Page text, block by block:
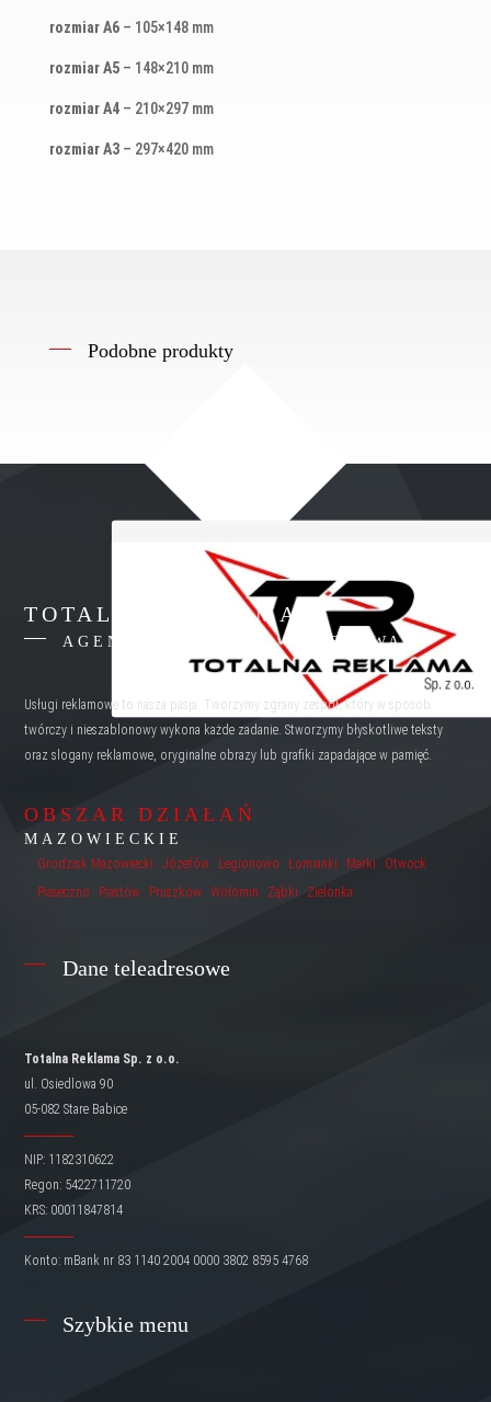
rozmiar A6 – 105×148 mm
rozmiar A5– 148×210 mm
rozmiar A4– 210×297 mm
rozmiar A3– 297×420 mm
Podobne produkty
TOTALNA REKLAMA
AGENCJA REKLAMY WARSZAWA
Usługi reklamowe to nasza pasja. Tworzymy zgrany zespół, który w sposób
twórczy i nieszablonowy wykona każde zadanie. Stworzymy błyskotliwe teksty
oraz slogany reklamowe, oryginalne obrazy lub grafiki zapadające w pamięć.
OBSZAR DZIAŁAŃ
MAZOWIECKIE
Grodzisk Mazowiecki Józefów Legionowo Łomianki Marki
Otwock
Piaseczno
Piastów Pruszków Wołomin Ząbki Zielonka
Dane teleadresowe
Totalna Reklama Sp. z o.o.
ul. Osiedlowa 90
05-082 Stare Babice
NIP: 1182310622
Regon: 5422711720
KRS: 00011847814
Konto: mBank nr 83 1140 2004 0000 3802 8595 4768
Szybkie menu